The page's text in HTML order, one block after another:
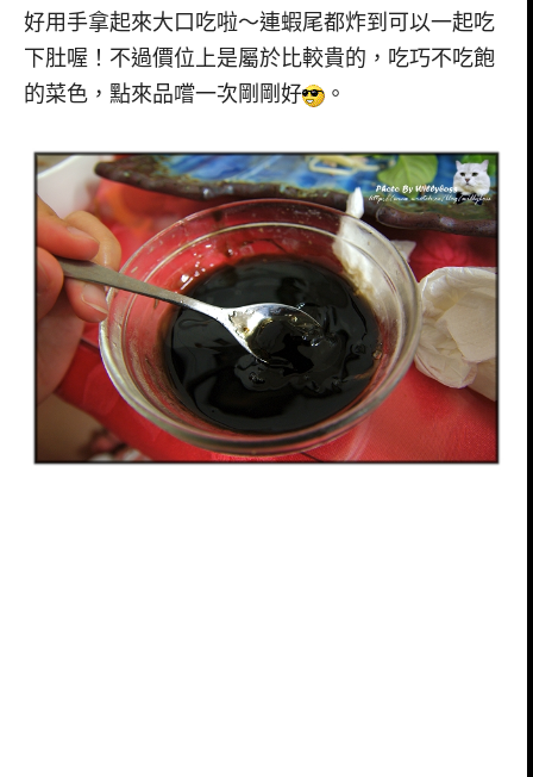
好用手拿起來大口吃啦～連蝦尾都炸到可以一起吃
下肚喔！不過價位上是屬於比較貴的，吃巧不吃飽
的菜色，點來品嚐一次剛剛好
。